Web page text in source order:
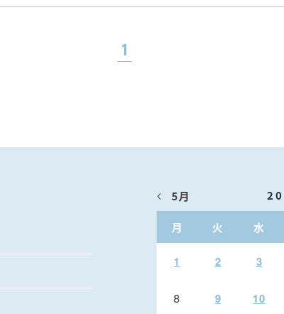
1
月 火 水
5月
1 2 3
8 9 10